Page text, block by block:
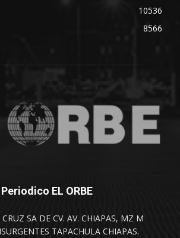
10536
8566
Periodico EL ORBE
SA DE CV. AV. CHIAPAS, MZ M
TAPACHULA CHIAPAS.